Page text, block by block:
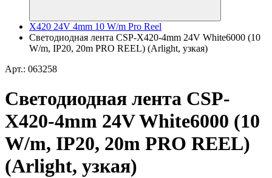
X420 24V 4mm 10 W/m Pro Reel
Светодиодная лента CSP-X420-4mm 24V White6000 (10
W/m, IP20, 20m PRO REEL) (Arlight, узкая)
Арт.: 063258
Светодиодная лента CSP-
X420-4mm 24V White6000 (10
W/m, IP20, 20m PRO REEL)
(Arlight, узкая)